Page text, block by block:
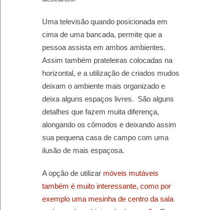
Uma televisão quando posicionada em
cima de uma bancada, permite que a
pessoa assista em ambos ambientes.
Assim também prateleiras colocadas na
horizontal, e a utilização de criados mudos
deixam o ambiente mais organizado e
deixa alguns espaços livres. São alguns
detalhes que fazem muita diferença,
alongando os cômodos e deixando assim
sua pequena casa de campo com uma
ilusão de mais espaçosa.
A opção de utilizar móveis mutáveis
também é muito interessante, como por
exemplo uma mesinha de centro da sala